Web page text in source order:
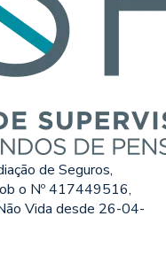
de Seguros,
o Nº 417449516,
Vida desde 26-04-